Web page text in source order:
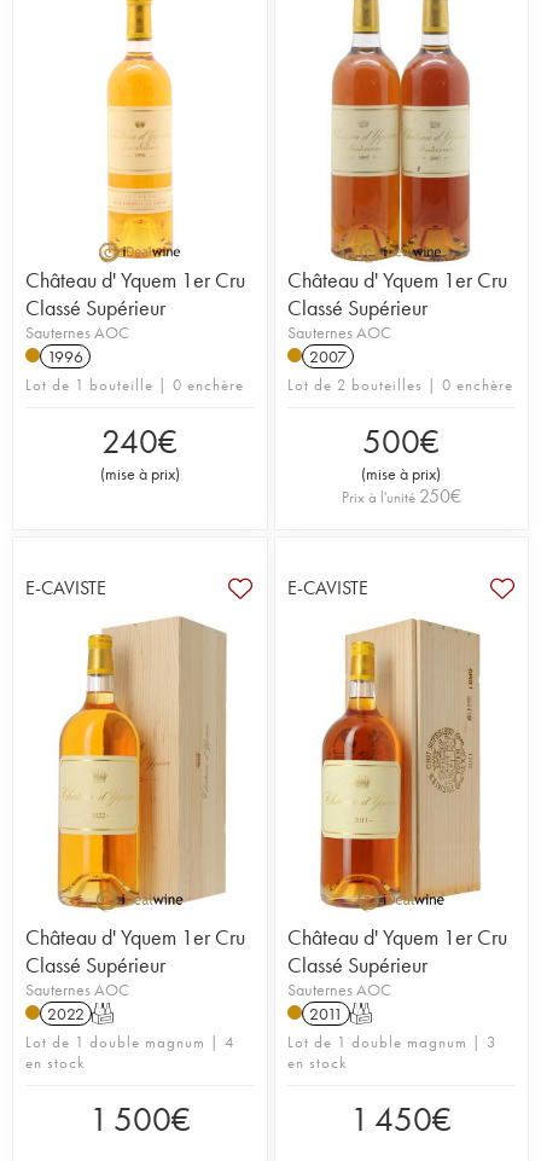
Château d' Yquem 1er Cru
Classé Supérieur
Sauternes AOC
1996
Lot de 1 bouteille | 0 enchère
240€
(mise à prix)
Château d' Yquem 1er Cru
Classé Supérieur
Sauternes AOC
2007
Lot de 2 bouteilles | 0 enchère
500€
(mise à prix)
Prix à l'unité 250€
E-CAVISTE
Château d' Yquem 1er Cru
Classé Supérieur
Sauternes AOC
2022 T
Lot de 1 double magnum | 4
en stock
1 500€
E-CAVISTE
Château d' Yquem 1er Cru
Classé Supérieur
Sauternes AOC
2011 T
Lot de 1 double magnum | 3
en stock
1 450€